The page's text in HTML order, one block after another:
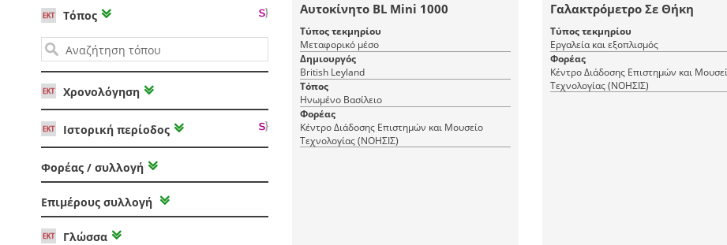
Τόπος
Χρονολόγηση
Ιστορική περίοδος
Φορέας / συλλογή
Επιμέρους συλλογή
Γλώσσα
Αυτοκίνητο BL Mini 1000
Τύπος τεκμηρίου
Μεταφορικό μέσο
Δημιουργός
British Leyland
Τόπος
Ηνωμένο Βασίλειο
Φορέας
Κέντρο Διάδοσης Επιστημών και Μουσείο
Τεχνολογίας (ΝΟΗΣΙΣ)
Γαλακτρόμετρο Σε Θήκη
Τύπος τεκμηρίου
Εργαλεία και εξοπλισμός
Φορέας
Κέντρο Διάδοσης Επιστημών και
Τεχνολογίας (ΝΟΗΣΙΣ)